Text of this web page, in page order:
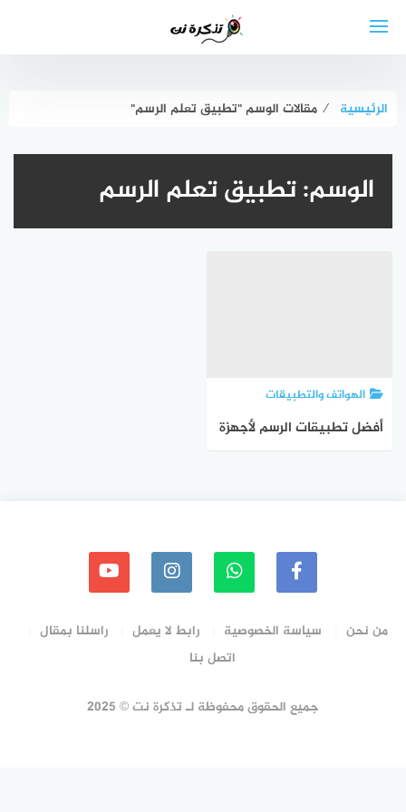
الرئيسية ⁄ مقالات الوسم "تطبيق تعلم الرسم"
الوسم:تطبيق تعلم الرسم
الهواتف والتطبيقات
أفضل تطبيقات الرسم لأجهزة
من نحن سياسة الخصوصية رابط لا يعمل
راسلنا بمقال
اتصل بنا
جميع الحقوق محفوظة لـ تذكرة نت © 2025